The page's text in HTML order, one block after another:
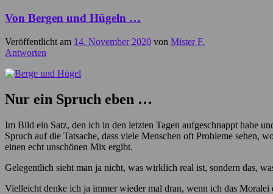
Von Bergen und Hügeln …
Veröffentlicht am 14. November 2020 von Mister F.
Antworten
Nur ein Spruch eben …
Im Bild ein Satz, den ich in den letzten Tagen aufgeschnappt habe
Spruch auf die Tatsache, dass viele Menschen oft Probleme sehen,
einen echt unschönen Mix ergibt.
Gelegentlich sieht man ja nicht, was wirklich real ist, sondern das,
Vielleicht denke ich ja immer wieder mal dran, wenn ich das Moralei